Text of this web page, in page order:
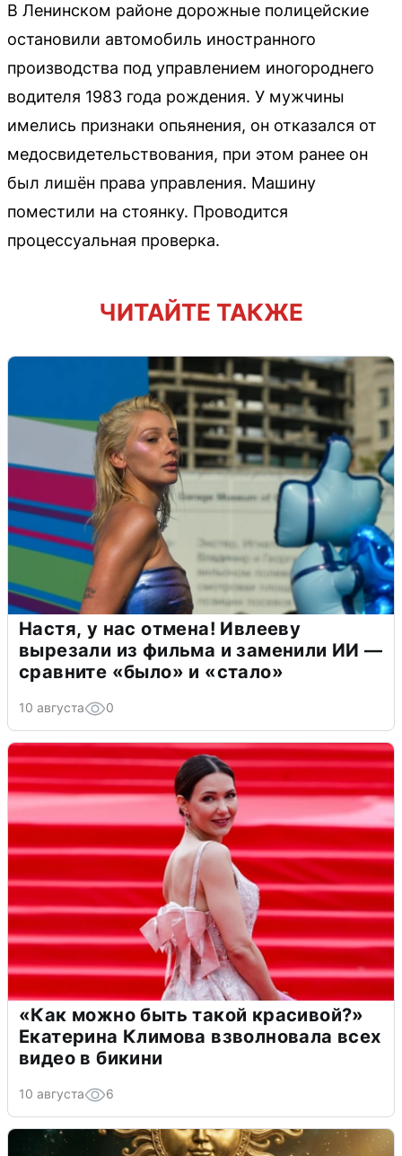
В Ленинском районе дорожные полицейские
остановили автомобиль иностранного
производства под управлением иногороднего
водителя 1983 года рождения. У мужчины
имелись признаки опьянения, он отказался от
медосвидетельствования, при этом ранее он
был лишён права управления. Машину
поместили на стоянку. Проводится
процессуальная проверка.
ЧИТАЙТЕ ТАКЖЕ
Настя, у нас отмена! Ивлееву
вырезали из фильма и заменили ИИ —
сравните «было» и «стало»
10 августа 0
«Как можно быть такой красивой?»
Екатерина Климова взволновала всех
видео в бикини
10 августа 6